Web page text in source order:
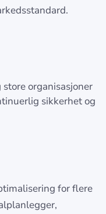
organisasjoner
sikkerhet og
for flere